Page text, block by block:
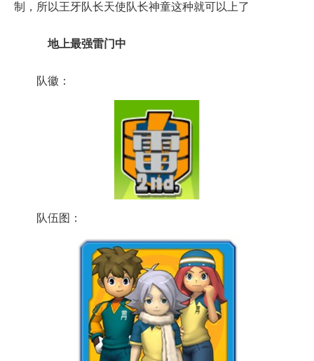
制，所以王牙队长天使队长神童这种就可以上了
地上最强雷门中
队徽：
队伍图：